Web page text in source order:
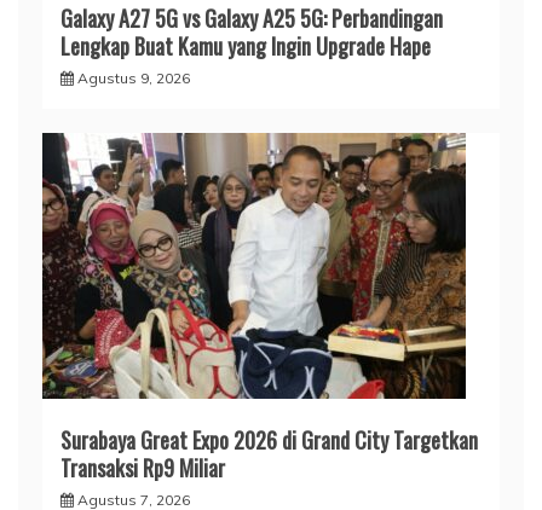
Galaxy A27 5G vs Galaxy A25 5G: Perbandingan
Lengkap Buat Kamu yang Ingin Upgrade Hape
Agustus 9, 2026
Surabaya Great Expo 2026 di Grand City Targetkan
Transaksi Rp9 Miliar
Agustus 7, 2026